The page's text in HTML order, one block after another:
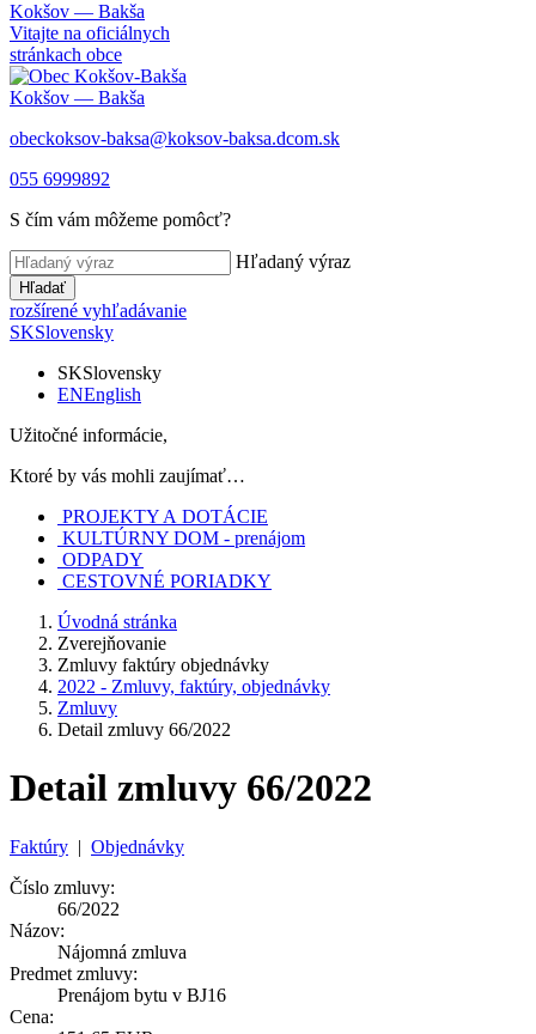
Kokšov — Bakša
Vitajte na oficiálnych
stránkach obce
Kokšov — Bakša
obeckoksov-baksa@koksov-baksa.dcom.sk
055 6999892
S čím vám môžeme pomôcť?
Hľadaný výraz
Hľadať
rozšírené vyhľadávanie
SKSlovensky
SKSlovensky
ENEnglish
Užitočné informácie,
Ktoré by vás mohli zaujímať…
PROJEKTY A DOTÁCIE
KULTÚRNY DOM - prenájom
ODPADY
CESTOVNÉ PORIADKY
Úvodná stránka
Zverejňovanie
Zmluvy faktúry objednávky
2022 - Zmluvy, faktúry, objednávky
Zmluvy
Detail zmluvy 66/2022
Detail zmluvy 66/2022
Faktúry | Objednávky
Číslo zmluvy:
66/2022
Názov:
Nájomná zmluva
Predmet zmluvy:
Prenájom bytu v BJ16
Cena: